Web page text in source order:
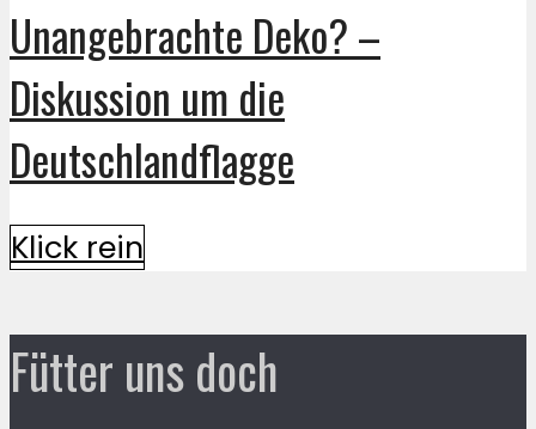
Unangebrachte Deko? –
Diskussion um die
Deutschlandflagge
Klick rein
Fütter uns doch